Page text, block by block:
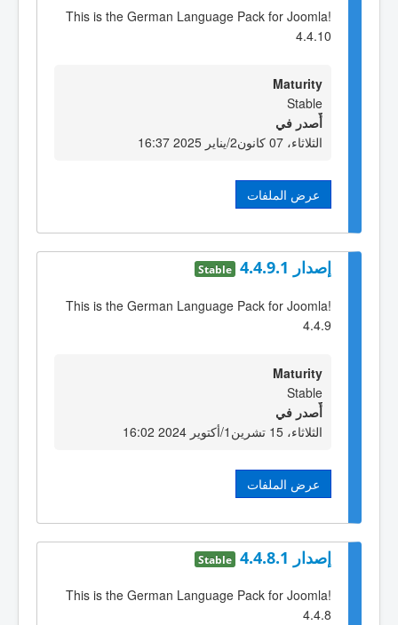
This is the German Language Pack for Joomla!
4.4.10
Maturity
Stable
أٌصدر في
الثلاثاء، 07 كانون2/يناير 2025 16:37
عرض الملفات
إصدار 4.4.9.1 Stable
This is the German Language Pack for Joomla!
4.4.9
Maturity
Stable
أٌصدر في
الثلاثاء، 15 تشرين1/أكتوير 2024 16:02
عرض الملفات
إصدار 4.4.8.1 Stable
This is the German Language Pack for Joomla!
4.4.8